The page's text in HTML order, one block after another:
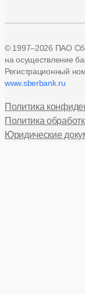
© 1997–2026 ПАО
на осуществление
Регистрационный
www.sberbank.ru
Политика
Политика
Юридические